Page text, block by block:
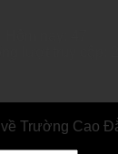
Trường Cao